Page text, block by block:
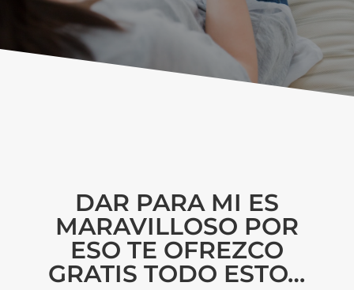
DAR PARA MI ES
MARAVILLOSO POR
ESO TE OFREZCO
GRATIS TODO ESTO…